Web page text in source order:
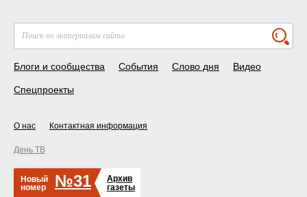
Блоги и сообщества События Слово дня Видео
Спецпроекты
О нас Контактная информация
День ТВ
Новый
номер
№31
Архив
газеты